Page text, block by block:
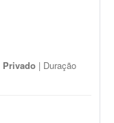
Privado | Duração